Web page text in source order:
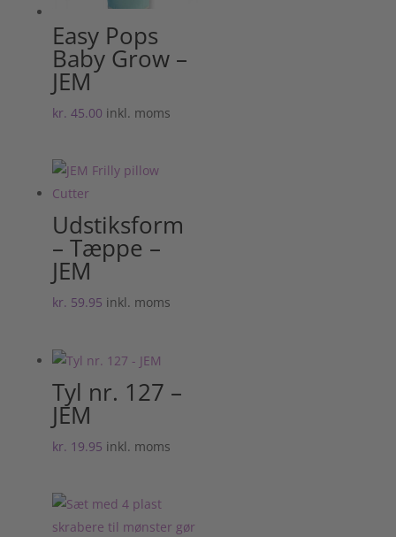
Easy Pops
Baby Grow –
JEM
kr. 45.00 inkl. moms
Udstiksform
– Tæppe –
JEM
kr. 59.95 inkl. moms
Tyl nr. 127 –
JEM
kr. 19.95 inkl. moms